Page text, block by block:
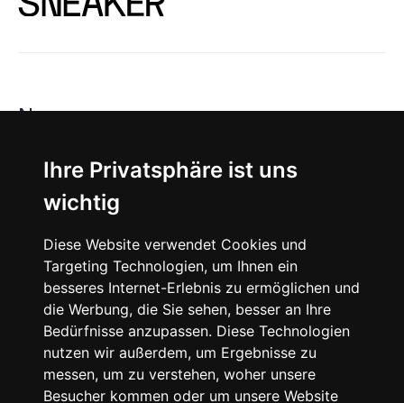
Ihre Privatsphäre ist uns
wichtig
Diese Website verwendet Cookies und
Targeting Technologien, um Ihnen ein
besseres Internet-Erlebnis zu ermöglichen und
die Werbung, die Sie sehen, besser an Ihre
Bedürfnisse anzupassen. Diese Technologien
nutzen wir außerdem, um Ergebnisse zu
messen, um zu verstehen, woher unsere
Besucher kommen oder um unsere Website
News
About
Instagram
Facebook
© 2024 SNEAKERᴰᴱ, All rights reserved.